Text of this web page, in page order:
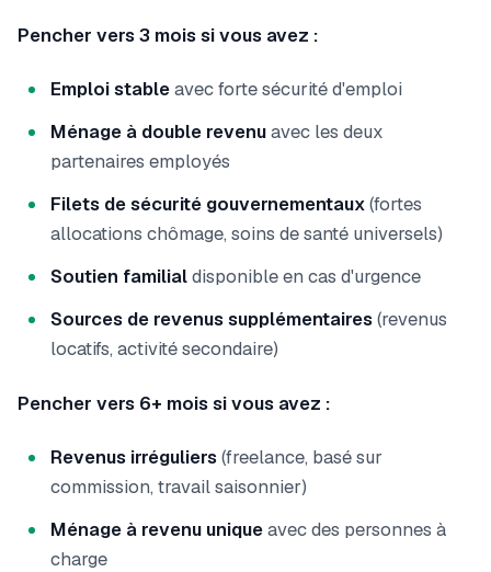
Pencher vers 3 mois si vous avez :
Emploi stableavec forte sécurité d'emploi
Ménage à double revenuavec les deux
partenaires employés
Filets de sécurité gouvernementaux(fortes
allocations chômage, soins de santé universels)
Soutien familialdisponible en cas d'urgence
Sources de revenus supplémentaires(revenus
locatifs, activité secondaire)
Pencher vers 6+ mois si vous avez :
Revenus irréguliers(freelance, basé sur
commission, travail saisonnier)
Ménage à revenu uniqueavec des personnes à
charge